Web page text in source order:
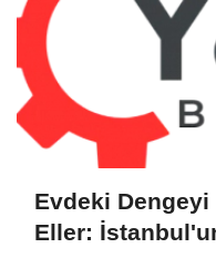
Evdeki
Eller: